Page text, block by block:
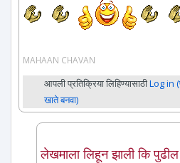
MAHAAN CHAVAN
आपली प्रतिक्रिया लिहिण्यासाठीLog in
खाते बनवा)
लेखमाला लिहून झाली कि पुढील